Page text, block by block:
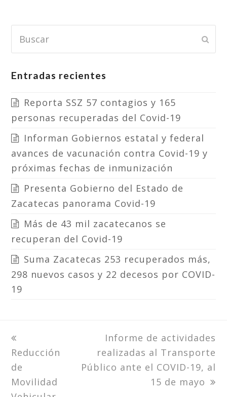
Entradas recientes
Reporta SSZ 57 contagios y 165
personas recuperadas del Covid-19
Informan Gobiernos estatal y federal
avances de vacunación contra Covid-19 y
próximas fechas de inmunización
Presenta Gobierno del Estado de
Zacatecas panorama Covid-19
Más de 43 mil zacatecanos se
recuperan del Covid-19
Suma Zacatecas 253 recuperados más,
298 nuevos casos y 22 decesos por COVID-
19
post:
Reducción
de
Movilidad
next
post:
Informe de actividades
realizadas al Transporte
Público ante el COVID-19, al
15 de mayo